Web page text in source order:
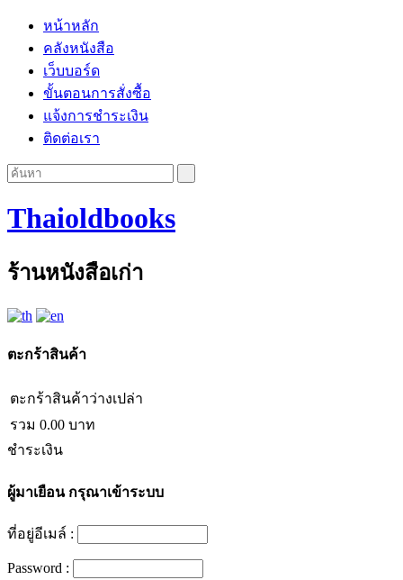
หน้าหลัก
คลังหนังสือ
เว็บบอร์ด
ขั้นตอนการสั่งซื้อ
แจ้งการชำระเงิน
ติดต่อเรา
Thaioldbooks
ร้านหนังสือเก่า
ตะกร้าสินค้า
ตะกร้าสินค้าว่างเปล่า
รวม 0.00 บาท
ชำระเงิน
ผู้มาเยือนกรุณาเข้าระบบ
ที่อยู่อีเมล์ :
Password :